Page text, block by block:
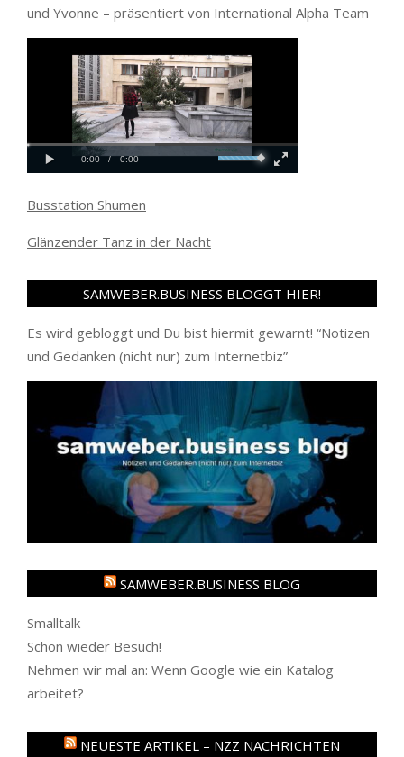
und Yvonne – präsentiert von International Alpha Team
Busstation Shumen
Glänzender Tanz in der Nacht
SAMWEBER.BUSINESS BLOGGT HIER!
Es wird gebloggt und Du bist hiermit gewarnt! “Notizen
und Gedanken (nicht nur) zum Internetbiz”
SAMWEBER.BUSINESS BLOG
Smalltalk
Schon wieder Besuch!
Nehmen wir mal an: Wenn Google wie ein Katalog
arbeitet?
NEUESTE ARTIKEL – NZZ NACHRICHTEN